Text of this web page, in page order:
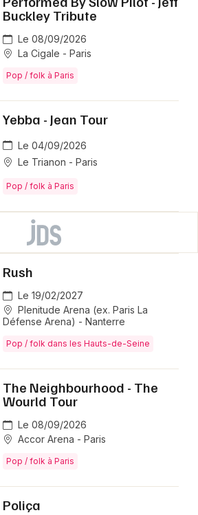
Buckley Tribute
Le 08/09/2026
La Cigale - Paris
Pop / folk à Paris
Yebba - Jean Tour
Le 04/09/2026
Le Trianon - Paris
Pop / folk à Paris
Rush
Le 19/02/2027
Plenitude Arena (ex. Paris La
Défense Arena) - Nanterre
Pop / folk dans les Hauts-de-Seine
The Neighbourhood - The
Wourld Tour
Le 08/09/2026
Accor Arena - Paris
Pop / folk à Paris
Poliça